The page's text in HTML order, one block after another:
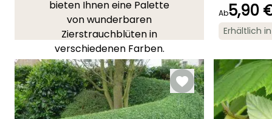
bieten Ihnen eine Palette
von wunderbaren
Zierstrauchblüten in
verschiedenen Farben.
IHRE MEINUNG
Lesen Sie hier die 2
Meinungen
Blütezeit
Juni für
September
Ab5,90
Erhältlich